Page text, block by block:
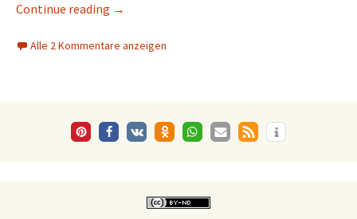
Continue reading →
Alle 2 Kommentare anzeigen